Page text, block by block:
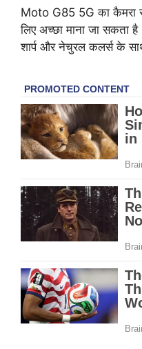
Moto G85 5G का कैमरा
लिए अच्छा माना जा सकता
शार्प और नेचुरल कलर्स के